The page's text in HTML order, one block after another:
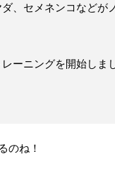
、セメネンコなどが
ーニングを開始しま
のね！